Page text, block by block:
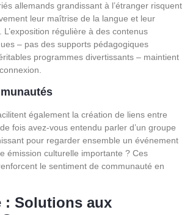
allemands grandissant à l’étranger risquent
leur maîtrise de la langue et leur
régulière à des contenus
– pas des supports pédagogiques
programmes divertissants – maintient
également la création de liens entre
fois avez-vous entendu parler d’un groupe
pour regarder ensemble un événement
émission culturelle importante ? Ces
le sentiment de communauté en
: Solutions aux